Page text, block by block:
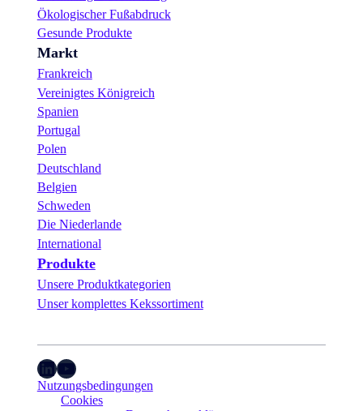
Ökologischer Fußabdruck
Gesunde Produkte
Markt
Frankreich
Vereinigtes Königreich
Spanien
Portugal
Polen
Deutschland
Belgien
Schweden
Die Niederlande
International
Produkte
Unsere Produktkategorien
Unser komplettes Kekssortiment
LinkedIn YouTube
Nutzungsbedingungen
Cookies